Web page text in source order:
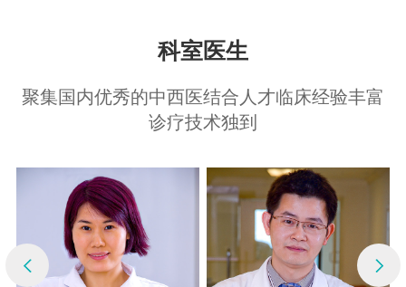
科室医生
聚集国内优秀的中西医结合人才临床经验丰富
诊疗技术独到